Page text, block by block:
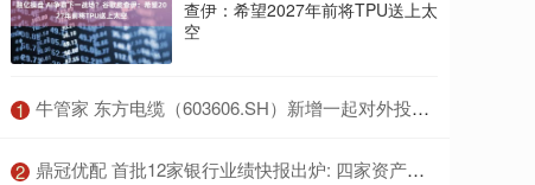
查伊：希望2027年前将TPU送上太
空
1 ​牛管家 东方电缆（603606.SH）新增一起对外投资，被投资公司为烟台万华电气新材料有限公司
2 ​鼎冠优配 首批12家银行业绩快报出炉: 四家资产规模破10万亿